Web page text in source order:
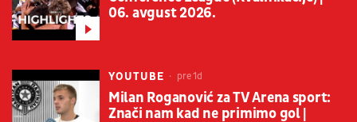
06. avgust 2026.
YOUTUBE pre 1d
Milan Roganović za TV Arena sport:
Znači nam kad ne primimo gol |